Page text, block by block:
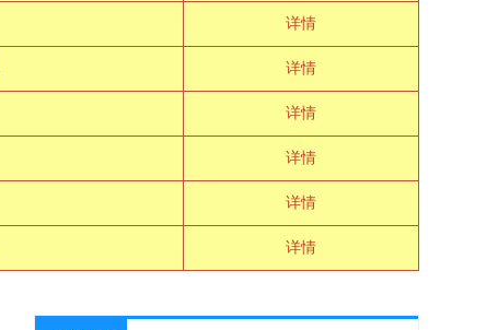
详情
详情
详情
详情
详情
详情